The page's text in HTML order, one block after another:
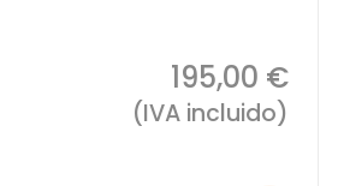
195,00 €
(IVA incluido)